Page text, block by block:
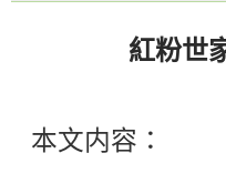
紅粉世
本文内容：